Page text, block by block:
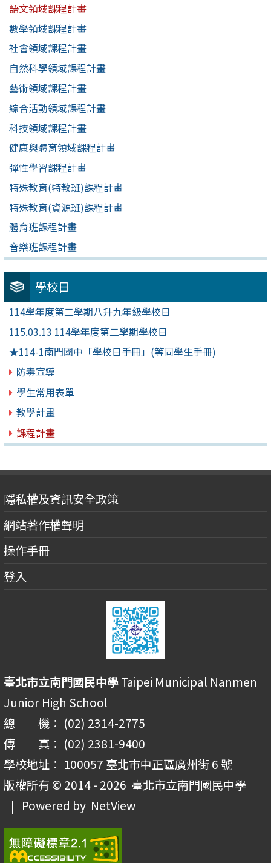
語文領域課程計畫
數學領域課程計畫
社會領域課程計畫
自然科學領域課程計畫
藝術領域課程計畫
綜合活動領域課程計畫
科技領域課程計畫
健康與體育領域課程計畫
彈性學習課程計畫
特殊教育(特教班)課程計畫
特殊教育(資源班)課程計畫
體育班課程計畫
音樂班課程計畫
學校日
114學年度第二學期八升九年級學校日
115.03.13 114學年度第二學期學校日
★114-1南門國中「學校日手冊」(等同學生手冊)
防毒宣導
學生常用表單
教學計畫
課程計畫
隱私權及資訊安全政策
網站著作權聲明
操作手冊
登入
臺北市立南門國民中學Taipei Municipal Nanmen
Junior High School
總 機： (02) 2314-2775
傳 真： (02) 2381-9400
學校地址： 100057 臺北市中正區廣州街 6 號
版權所有 © 2014 - 2026 臺北市立南門國民中學
| Powered by NetView